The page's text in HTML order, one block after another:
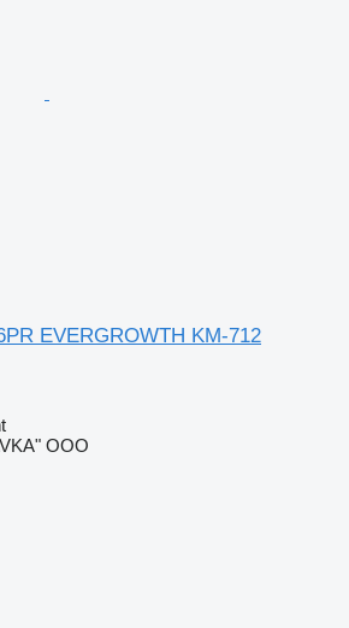
EVERGROWTH KM-712
OOO